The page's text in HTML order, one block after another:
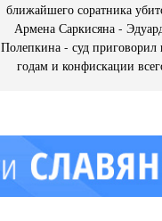
ближайшего соратника
Армена Саркисяна -
Полепкина - суд приговорил
годам и конфискации